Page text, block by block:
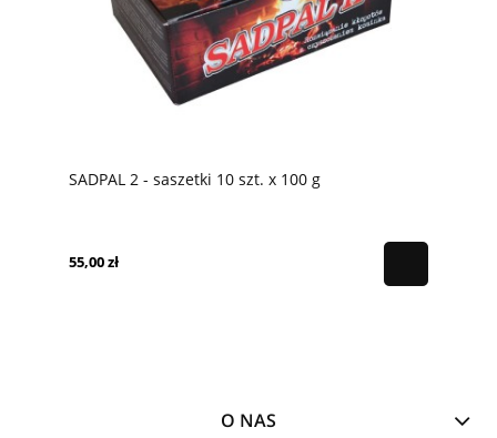
SADPAL 2 - saszetki 10 szt. x 100 g
55,00 zł
O NAS